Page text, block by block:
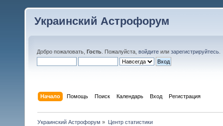
Украинский Астрофорум
Добро пожаловать, Гость . Пожалуйста, войдите или зарегистрируйтесь
Начало Помощь Поиск Календарь Вход Регистрация
Украинский Астрофорум » Центр статистики